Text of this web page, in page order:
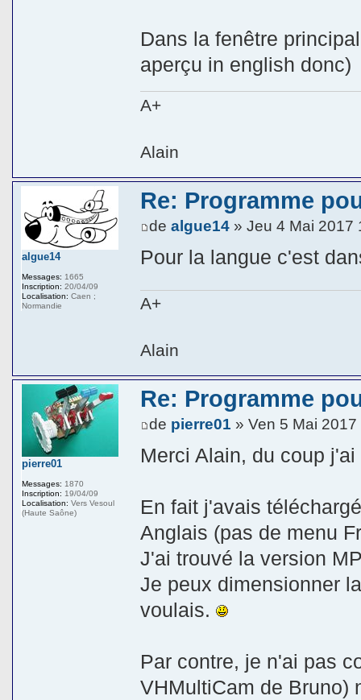
Dans la fenêtre
aperçu in english donc)
A+
Alain
Re: Programme
dealgue14 » Jeu 4 Mai 2017
Pour la langue c'est
A+
Alain
algue14
Messages: 1665
Inscription: 20/04/09
Localisation: Caen ;
Normandie
Re: Programme
de pierre01 » Ven 5 Mai
Merci Alain, du coup
En fait j'avais
Anglais (pas de menu
J'ai trouvé la version
Je peux dimensionner
voulais.
Par contre, je n'ai pas
VHMultiCam de Bruno)
pierre01
Messages: 1870
Inscription: 19/04/09
Localisation: Vers Vesoul
(Haute Saône)